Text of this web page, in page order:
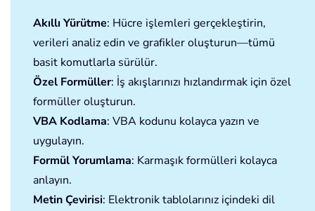
Akıllı Yürütme: Hücre işlemleri gerçekleştirin,
verileri analiz edin ve grafikler oluşturun—tümü
basit komutlarla sürülür.
Özel Formüller: İş akışlarınızı hızlandırmak için özel
formüller oluşturun.
VBA Kodlama: VBA kodunu kolayca yazın ve
uygulayın.
Formül Yorumlama: Karmaşık formülleri kolayca
anlayın.
Metin Çevirisi: Elektronik tablolarınız içindeki dil